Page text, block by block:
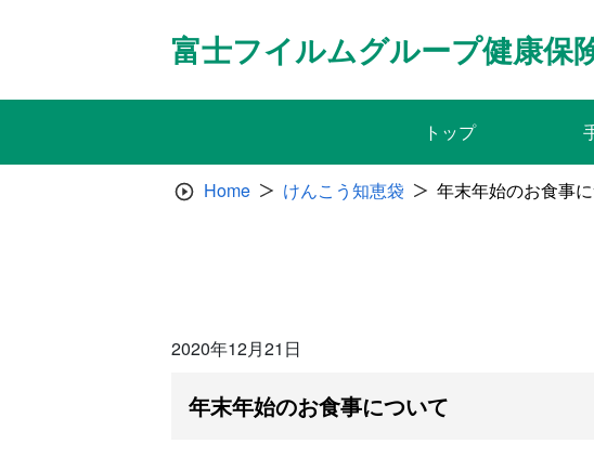
富士フイルムグループ健康保
トップ
Home けんこう知恵袋 年末年始のお食事
2020年12月21日
年末年始のお食事について